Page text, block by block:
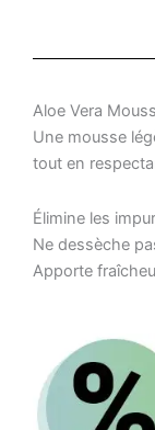
Aloe Vera
Une mousse
tout en
Élimine les
Ne dessèche
Apporte